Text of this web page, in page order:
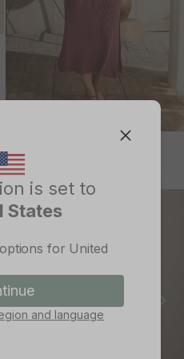
is set to
States
for United
and language
region
PRECIO DE OFERTA
€41,99 EUR
AHORRA 30%